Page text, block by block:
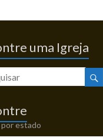
uma Igreja
estado